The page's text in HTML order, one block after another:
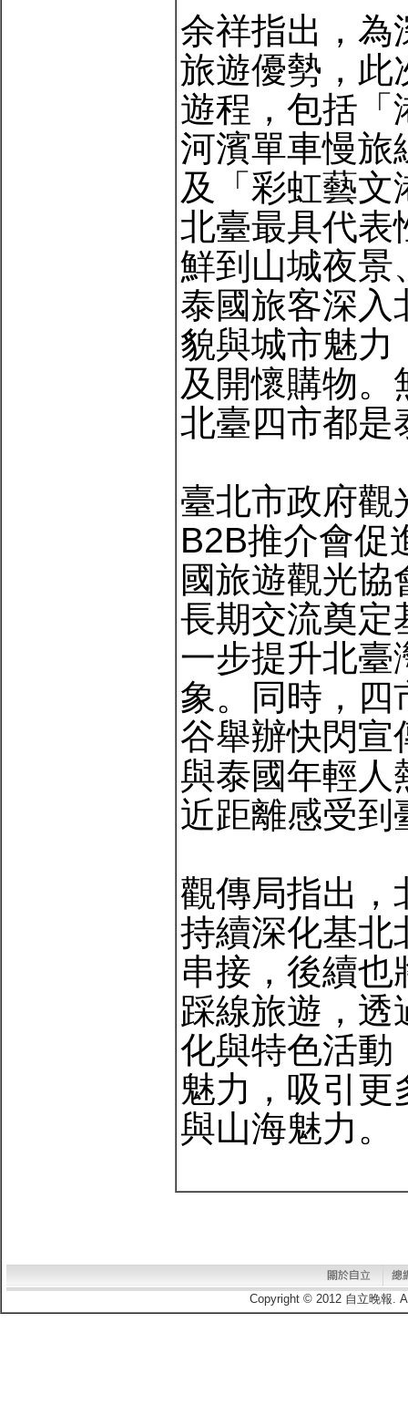
余祥指出，為
旅遊優勢，此
遊程，包括「
河濱單車慢旅
及「彩虹藝文
北臺最具代表
鮮到山城夜景
泰國旅客深入
貌與城市魅力
及開懷購物。
北臺四市都是
臺北市政府觀
B2B推介會促
國旅遊觀光
長期交流奠定
一步提升北臺
象。同時，四
谷舉辦快閃宣
與泰國年輕人
近距離感受到
觀傳局指出，
持續深化基北
串接，後續
踩線旅遊，透
化與特色活動
魅力，吸引更
與山海魅力。
Copyright © 2012 自立晚報.